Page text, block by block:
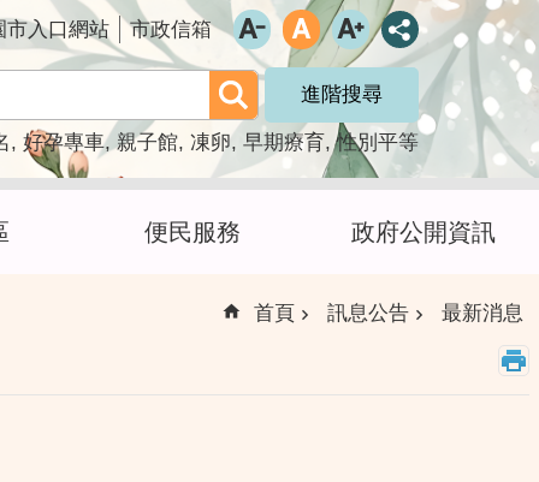
市入口網站 市政信箱
進階搜尋
好孕專車 親子館 凍卵 早期療育 性別平等
便民服務 政府公開資訊
首頁 訊息公告 最新消息